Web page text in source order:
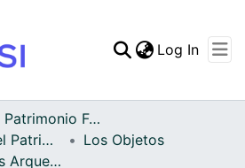
Statistics
Log In
Archivo del Patrimonio Fotográfico y Fílmico del Valle del Cauca
Fondo Archivo del Patrimonio Fotográfico y Fílmico del Valle del Cauca
Los Objetos
APFFVC - Objetos Arqueológico - Patrimonial